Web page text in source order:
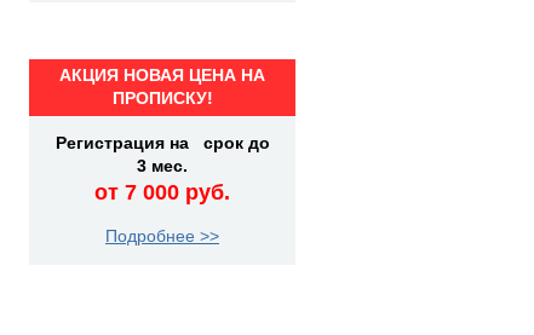
АКЦИЯ НОВАЯ ЦЕНА НА
ПРОПИСКУ!
Регистрация на срок до
3 мес.
от 7 000 руб.
Подробнее >>